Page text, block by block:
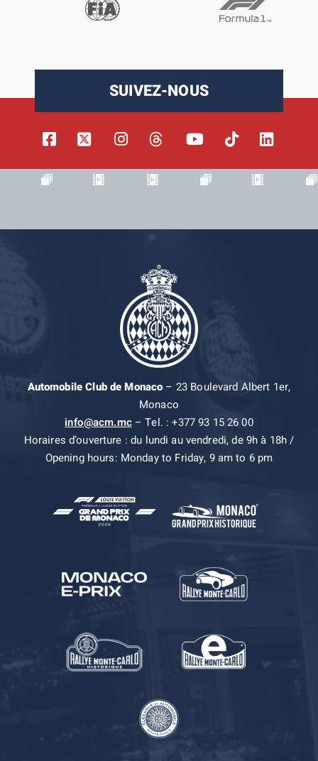
SUIVEZ-NOUS
Automobile Club de Monaco– 23 Boulevard Albert 1er,
Monaco
info@acm.mc– Tel. : +377 93 15 26 00
Horaires d’ouverture : du lundi au vendredi, de 9h à 18h /
Opening hours: Monday to Friday, 9 am to 6 pm